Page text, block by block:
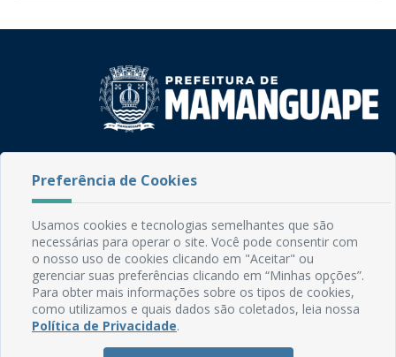
CEP: 58.280-000 - Mamanguape/PB
Expediente: Segunda à Sexta, das 08h às 13h
Mapa do Site
Perguntas frequentes
Manual de Navegação
Preferência de Cookies
Usamos cookies e tecnologias semelhantes que são
necessárias para operar o site. Você pode consentir com
o nosso uso de cookies clicando em "Aceitar" ou
gerenciar suas preferências clicando em “Minhas opções”.
Para obter mais informações sobre os tipos de cookies,
como utilizamos e quais dados são coletados, leia nossa
Política de Privacidade.